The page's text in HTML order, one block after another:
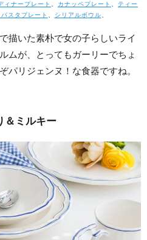
ィナープレート カナッペプレート
ティー
スタプレート シリアルボウル
描いた素朴で女の子らしいライ
ムが、とってもガーリーでちょ
パリジェンヌ！な食器ですね。
＆ミルキー